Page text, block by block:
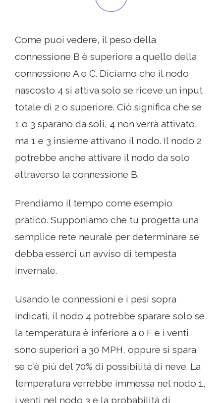
Come puoi vedere, il peso della
connessione B è superiore a quello della
connessione A e C. Diciamo che il nodo
nascosto 4 si attiva solo se riceve un input
totale di 2 o superiore. Ciò significa che se
1 o 3 sparano da soli, 4 non verrà attivato,
ma 1 e 3 insieme attivano il nodo. Il nodo 2
potrebbe anche attivare il nodo da solo
attraverso la connessione B.
Prendiamo il tempo come esempio
pratico. Supponiamo che tu progetta una
semplice rete neurale per determinare se
debba esserci un avviso di tempesta
invernale.
Usando le connessioni e i pesi sopra
indicati, il nodo 4 potrebbe sparare solo se
la temperatura è inferiore a 0 F e i venti
sono superiori a 30 MPH, oppure si spara
se c'è più del 70% di possibilità di neve. La
temperatura verrebbe immessa nel nodo 1,
i venti nel nodo 3 e la probabilità di